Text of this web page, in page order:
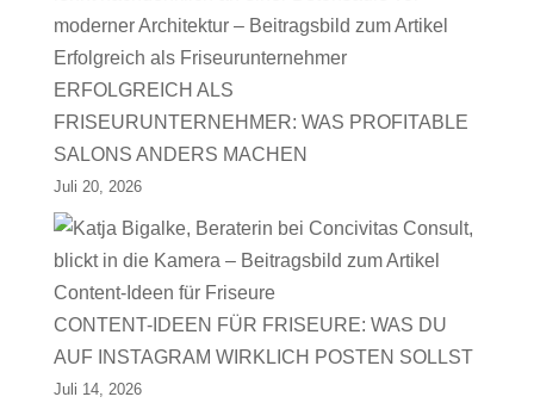
ERFOLGREICH ALS
FRISEURUNTERNEHMER: WAS PROFITABLE
SALONS ANDERS MACHEN
Juli 20, 2026
CONTENT-IDEEN FÜR FRISEURE: WAS DU
AUF INSTAGRAM WIRKLICH POSTEN SOLLST
Juli 14, 2026